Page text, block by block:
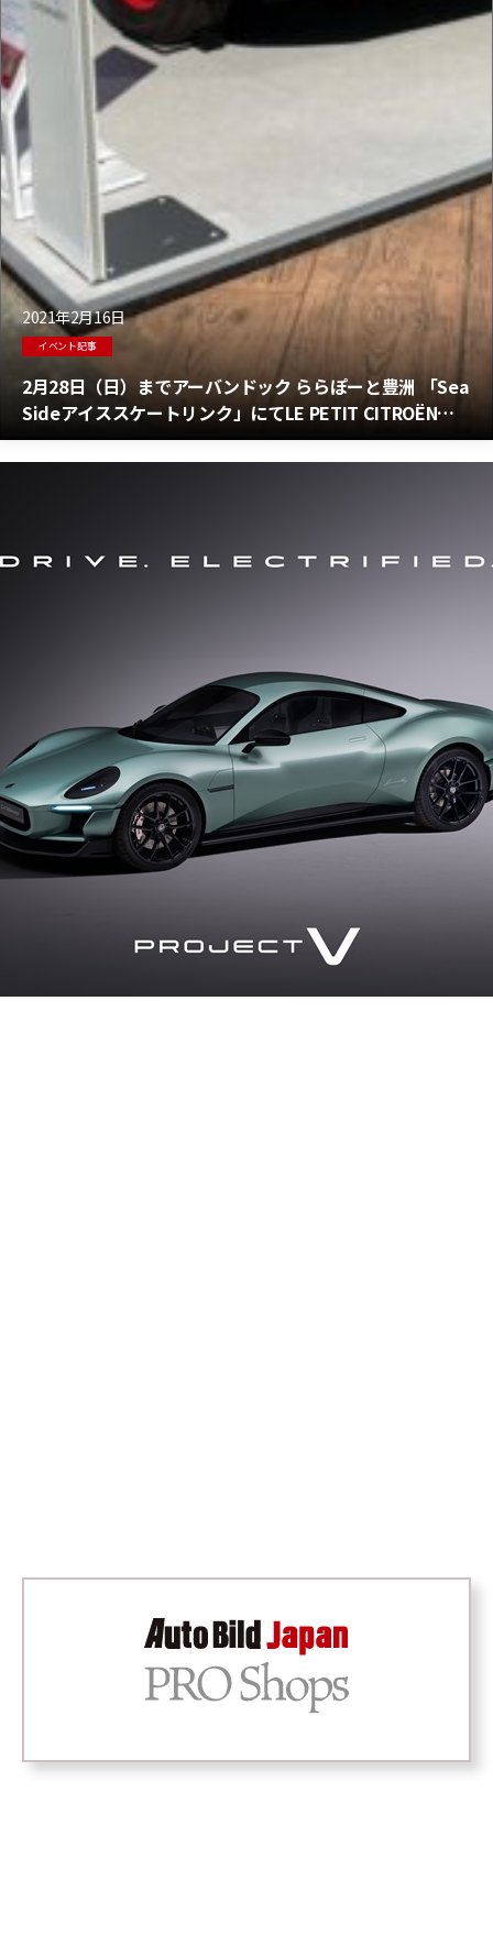
2021年2月16日
イベント記事
2月28日（日）までアーバンドック ららぽーと豊洲 「Sea
Sideアイススケートリンク」にてLE PETIT CITROËN展
示中